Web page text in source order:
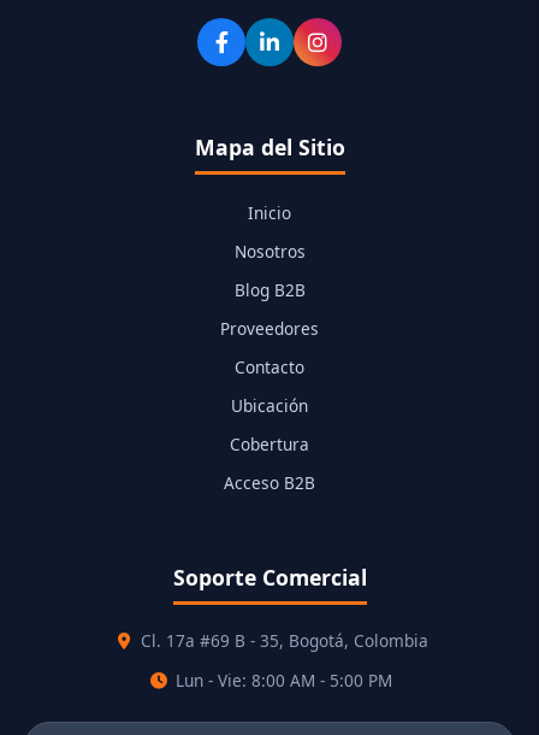
Mapa del Sitio
Inicio
Nosotros
Blog B2B
Proveedores
Contacto
Ubicación
Cobertura
Acceso B2B
Soporte Comercial
Cl. 17a #69 B - 35, Bogotá, Colombia
Lun - Vie: 8:00 AM - 5:00 PM